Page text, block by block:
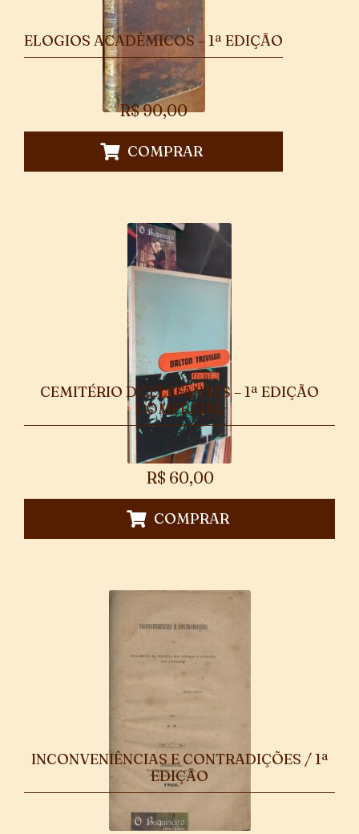
ELOGIOS ACADÊMICOS – 1ª EDIÇÃO
R$90,00
COMPRAR
CEMITÉRIO DE ELEFANTES – 1ª EDIÇÃO
COMERCIAL
R$ 60,00
COMPRAR
INCONVENIÊNCIAS E CONTRADIÇÕES / 1ª
EDIÇÃO